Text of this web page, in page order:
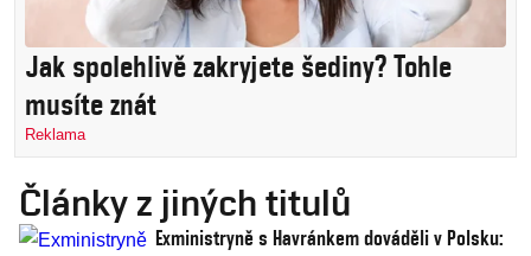
Jak spolehlivě zakryjete šediny? Tohle
musíte znát
Reklama
Články z jiných titulů
Exministryně s Havránkem dováděli v Polsku: